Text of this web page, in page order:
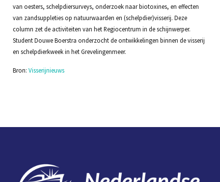
van oesters, schelpdiersurveys, onderzoek naar biotoxines, en effecten
van zandsuppleties op natuurwaarden en (schelpdier)visserij. Deze
column zet de activiteiten van het Regiocentrum in de schijnwerper.
Student Douwe Boerstra onderzocht de ontwikkelingen binnen de visserij
en schelpdierkweek in het Grevelingenmeer.
Bron: Visserijnieuws